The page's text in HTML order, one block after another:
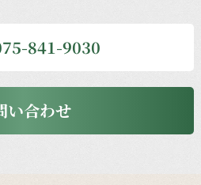
841-9030
い合わせ